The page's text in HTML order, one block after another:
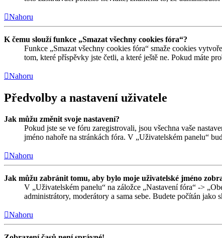
Nahoru
K čemu slouží funkce „Smazat všechny cookies fóra“?
Funkce „Smazat všechny cookies fóra“ smaže cookies
tom, které příspěvky jste četli, a které ještě ne. Pokud máte
Nahoru
Předvolby a nastavení uživatele
Jak můžu změnit svoje nastavení?
Pokud jste se ve fóru zaregistrovali, jsou všechna vaše
jméno nahoře na stránkách fóra. V „Uživatelském panelu“
Nahoru
Jak můžu zabránit tomu, aby bylo moje uživatelské jméno
V „Uživatelském panelu“ na záložce „Nastavení fóra“ ->
administrátory, moderátory a sama sebe. Budete počítán jako
Nahoru